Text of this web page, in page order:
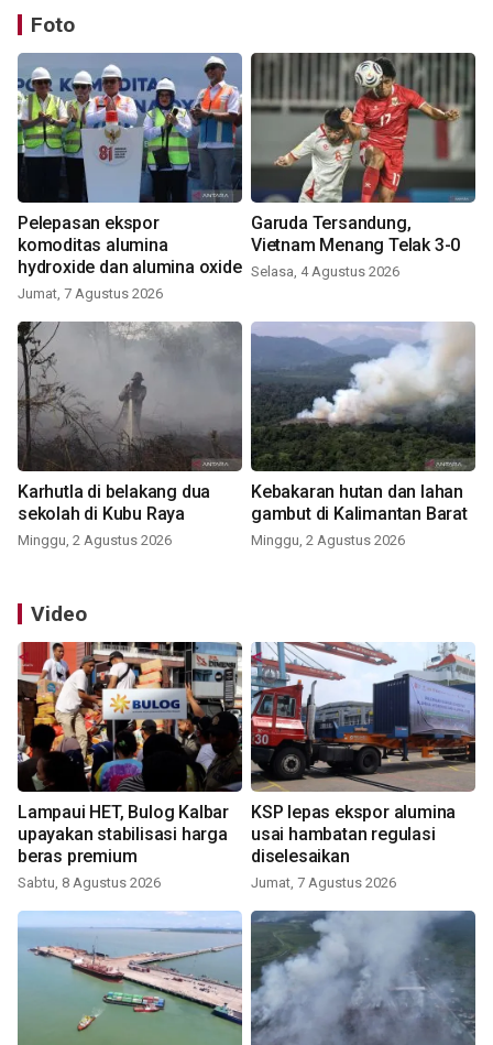
Foto
Pelepasan ekspor
komoditas alumina
hydroxide dan alumina oxide
Jumat, 7 Agustus 2026
Garuda Tersandung,
Vietnam Menang Telak 3-0
Selasa, 4 Agustus 2026
Karhutla di belakang dua
sekolah di Kubu Raya
Minggu, 2 Agustus 2026
Kebakaran hutan dan lahan
gambut di Kalimantan Barat
Minggu, 2 Agustus 2026
Video
Lampaui HET, Bulog Kalbar
upayakan stabilisasi harga
beras premium
Sabtu, 8 Agustus 2026
KSP lepas ekspor alumina
usai hambatan regulasi
diselesaikan
Jumat, 7 Agustus 2026